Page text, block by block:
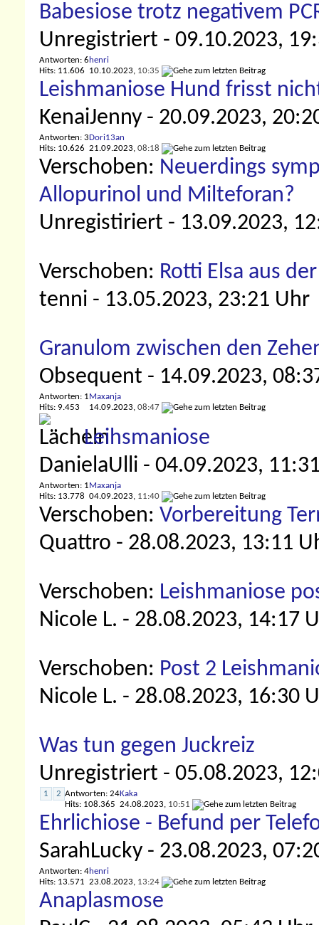
Babesiose trotz negativem
Unregistriert - 09.10.2023,
Antworten: 6
Hits: 11.606
henri
10.10.2023, 10:35
Leishmaniose Hund frisst
KenaiJenny - 20.09.2023,
Antworten: 3
Hits: 10.626
Dori13an
21.09.2023, 08:18
Verschoben: Neuerdings
Allopurinol und Milteforan?
Unregistiriert - 13.09.2023,
Verschoben: Rotti Elsa aus
tenni - 13.05.2023, 23:21 Uhr
Granulom zwischen den
Obsequent - 14.09.2023,
Antworten: 1
Hits: 9.453
Maxanja
14.09.2023, 08:47
Leihsmaniose
DanielaUlli - 04.09.2023,
Antworten: 1
Hits: 13.778
Maxanja
04.09.2023, 11:40
Verschoben: Vorbereitung
Quattro - 28.08.2023, 13:11
Verschoben: Leishmaniose
Nicole L. - 28.08.2023, 14:17
Verschoben: Post 2
Nicole L. - 28.08.2023, 16:30
Was tun gegen Juckreiz
Unregistriert - 05.08.2023,
1 2 Antworten: 24
Hits: 108.365
Kaka
24.08.2023, 10:51
Ehrlichiose - Befund per
SarahLucky - 23.08.2023,
Antworten: 4
Hits: 13.571
henri
23.08.2023, 13:24
Anaplasmose